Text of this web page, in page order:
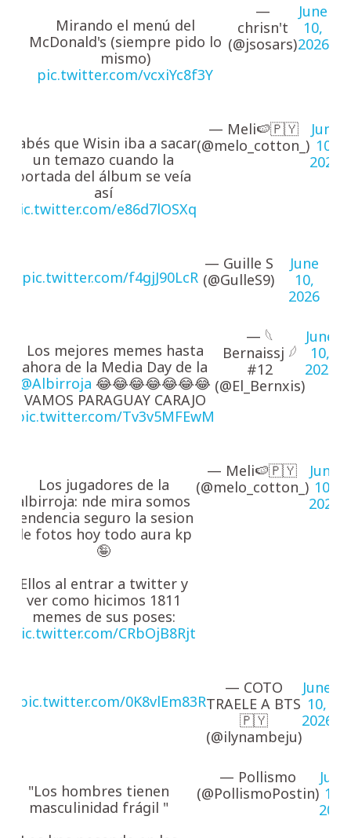
Mirando el menú del
McDonald's (siempre pido lo
mismo)
pic.twitter.com/vcxiYc8f3Y
—
chrisn't
(@jsosars)
June
10,
2026
Sabés que Wisin iba a sacar
un temazo cuando la
portada del álbum se veía
así
pic.twitter.com/e86d7lOSXq
— Meli🍉🇵🇾
(@melo_cotton_)
June
10,
2026
pic.twitter.com/f4gjJ90LcR
— Guille S
(@GulleS9)
June
10,
2026
Los mejores memes hasta
ahora de la Media Day de la
@Albirroja 😂😂😂😂😂😂😂
VAMOS PARAGUAY CARAJO
pic.twitter.com/Tv3v5MFEwM
— 𓆩
Bernaissj 𓆪
#12
(@El_Bernxis)
June
10,
2026
Los jugadores de la
albirroja: nde mira somos
tendencia seguro la sesion
de fotos hoy todo aura kp
🤪
Ellos al entrar a twitter y
ver como hicimos 1811
memes de sus poses:
pic.twitter.com/CRbOjB8Rjt
— Meli🍉🇵🇾
(@melo_cotton_)
June
10,
2026
pic.twitter.com/0K8vlEm83R
— COTO
TRAELE A BTS
🇵🇾
(@ilynambeju)
June
10,
2026
"Los hombres tienen
masculinidad frágil "
— Pollismo
(@PollismoPostin)
June
10,
2026